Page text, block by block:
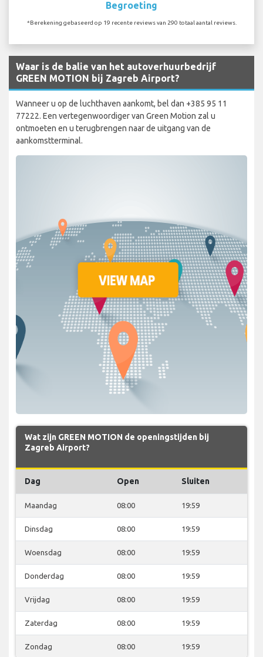
Begroeting
*Berekening gebaseerd op 19 recente reviews van 290 totaal aantal reviews.
Waar is de balie van het autoverhuurbedrijf
GREEN MOTION bij Zagreb Airport?
Wanneer u op de luchthaven aankomt, bel dan +385 95 11
77222. Een vertegenwoordiger van Green Motion zal u
ontmoeten en u terugbrengen naar de uitgang van de
aankomstterminal.
Wat zijn GREEN MOTION de openingstijden bij
Zagreb Airport?
Dag Open Sluiten
Maandag 08:00 19:59
Dinsdag 08:00 19:59
Woensdag 08:00 19:59
Donderdag 08:00 19:59
Vrijdag 08:00 19:59
Zaterdag 08:00 19:59
Zondag 08:00 19:59